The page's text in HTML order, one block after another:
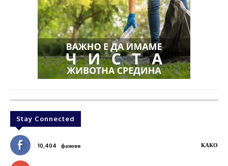
Stay Connected
10,404 фанови КАКО